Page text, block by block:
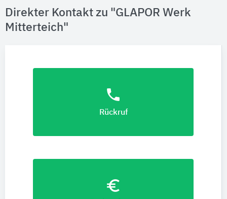
Direkter Kontakt zu "GLAPOR Werk
Mitterteich"
phone
Rückruf
euro_symbol